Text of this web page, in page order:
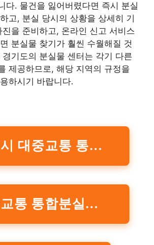
다. 물건을 잃어버렸다면 즉시 분실
고, 분실 당시의 상황을 상세히 기
을 준비하고, 온라인 신고 서비스
분실물 찾기가 훨씬 수월해질 것
기도의 분실물 센터는 각기 다른
제공하므로, 해당 지역의 규정을
하시기 바랍니다.
서울시 대중교통 통합분실물센터
대중교통 통합분실물센터 이용안내